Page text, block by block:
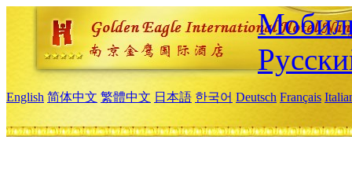
English 简体中文 繁體中文 日本語 한국어 Deutsch Français